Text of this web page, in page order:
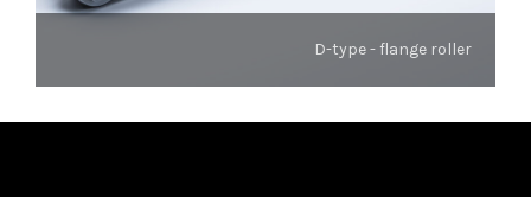
D-type - flange roller